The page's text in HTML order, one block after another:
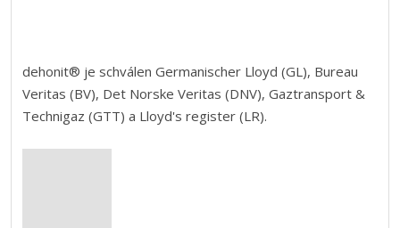
dehonit® je schválen Germanischer Lloyd (GL), Bureau
Veritas (BV), Det Norske Veritas (DNV), Gaztransport &
Technigaz (GTT) a Lloyd's register (LR).